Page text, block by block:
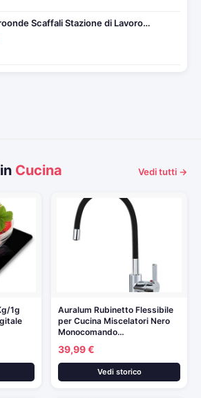
Scaffali Stazione di Lavoro…
Cucina Vedi tutti →
1g
Auralum Rubinetto Flessibile
per Cucina Miscelatori Nero
Monocomando…
39,99 €
Vedi storico